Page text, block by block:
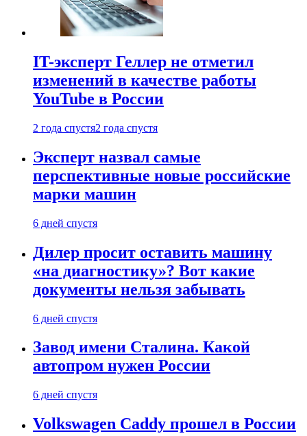
IT-эксперт Геллер не отметил
изменений в качестве работы
YouTube в России
2 года спустя2 года спустя
Эксперт назвал самые
перспективные новые российские
марки машин
6 дней спустя
Дилер просит оставить машину
«на диагностику»? Вот какие
документы нельзя забывать
6 дней спустя
Завод имени Сталина. Какой
автопром нужен России
6 дней спустя
Volkswagen Caddy прошел в России